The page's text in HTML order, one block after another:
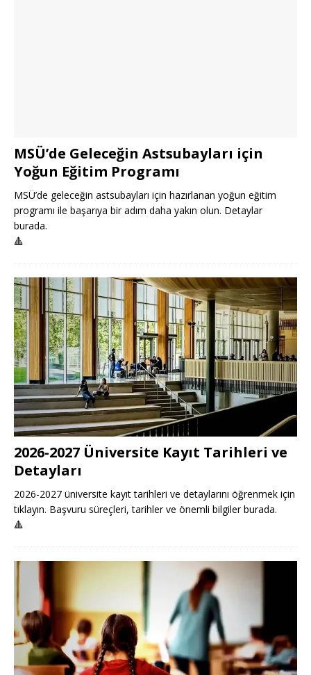
MSÜ’de Geleceğin Astsubayları için
Yoğun Eğitim Programı
MSÜ’de geleceğin astsubayları için hazırlanan yoğun eğitim
programı ile başarıya bir adım daha yakın olun. Detaylar
burada.
🔺
2026-2027 Üniversite Kayıt Tarihleri ve
Detayları
2026-2027 üniversite kayıt tarihleri ve detaylarını öğrenmek için
tıklayın. Başvuru süreçleri, tarihler ve önemli bilgiler burada.
🔺